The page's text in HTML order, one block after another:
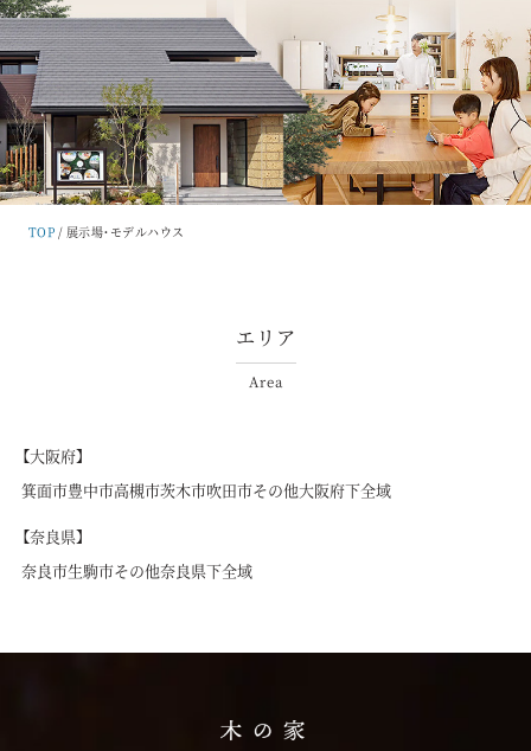
TOP 展示場・モデルハウス
エリア
Area
【大阪府】
箕面市豊中市高槻市茨木市吹田市その他大阪府下全域
【奈良県】
奈良市生駒市その他奈良県下全域